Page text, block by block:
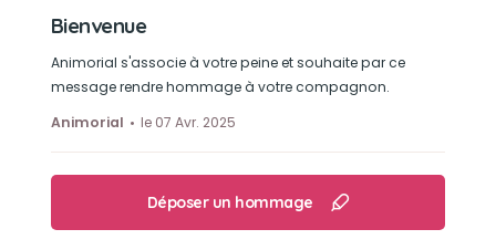
Bienvenue
Animorial s'associe à votre peine et souhaite par ce
message rendre hommage à votre compagnon.
Animorial
le 07 Avr. 2025
Déposer un hommage